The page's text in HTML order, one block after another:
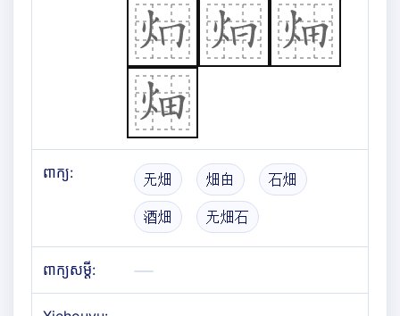
ពាក្យ: 无畑 畑甶 石畑
酒畑 无畑石
ពាក្យសម្តី: